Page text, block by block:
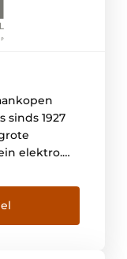
sinds 1927
elektro.
TV &
warm